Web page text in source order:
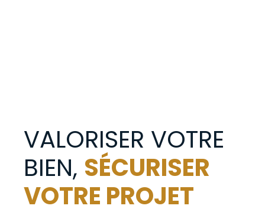
VALORISER VOTRE
BIEN, SÉCURISER
VOTRE PROJET